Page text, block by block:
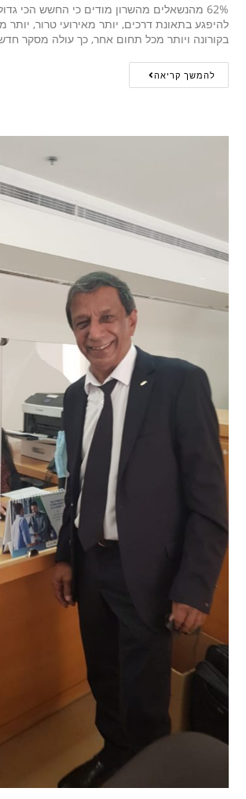
62% מהנשאלים מהשרון מודים כי החשש הכי
להיפגע בתאונת דרכים, יותר מאירועי טרור,
בקורונה ויותר מכל תחום אחר, כך עולה מסקר
להמשך קריאה